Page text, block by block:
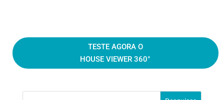
TESTE AGORA O
HOUSE VIEWER 360°